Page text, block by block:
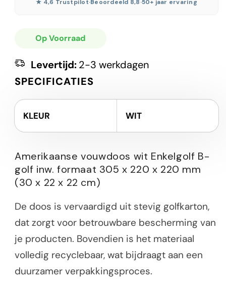
★ 4,6 Trustpilot·Beoordeeld 8,8·50+ jaar ervaring
Op Voorraad
Levertijd:2-3 werkdagen
SPECIFICATIES
KLEUR WIT
Amerikaanse vouwdoos wit Enkelgolf B-
golf inw. formaat 305 x 220 x 220 mm
(30 x 22 x 22 cm)
De doos is vervaardigd uit stevig golfkarton,
dat zorgt voor betrouwbare bescherming van
je producten. Bovendien is het materiaal
volledig recyclebaar, wat bijdraagt aan een
duurzamer verpakkingsproces.